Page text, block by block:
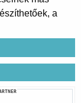
a